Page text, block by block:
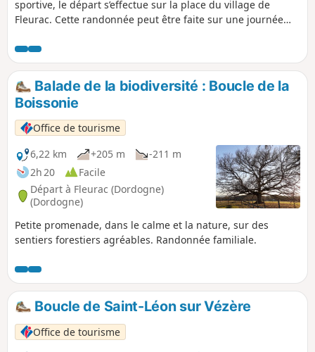
sportive, le départ s’effectue sur la place du village de
Fleurac. Cette randonnée peut être faite sur une journée
Balade de la biodiversité : Boucle de la
Boissonie
Office de tourisme
6,22 km
+205 m
-211 m
2h 20
Facile
Départ à Fleurac (Dordogne)
(Dordogne)
Petite promenade, dans le calme et la nature, sur des
sentiers forestiers agréables. Randonnée familiale.
Boucle de Saint-Léon sur Vézère
Office de tourisme